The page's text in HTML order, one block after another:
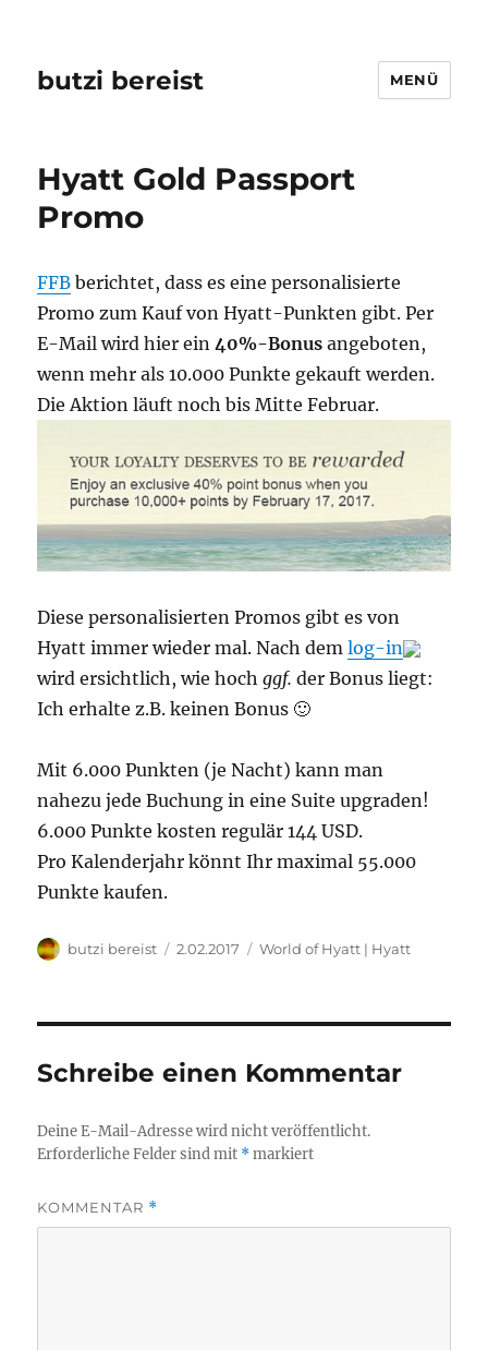
butzi bereist MENÜ
Hyatt Gold Passport
Promo
FFB berichtet, dass es eine personalisierte
Promo zum Kauf von Hyatt-Punkten gibt. Per
E-Mail wird hier ein40%-Bonus angeboten,
wenn mehr als 10.000 Punkte gekauft werden.
Die Aktion läuft noch bis Mitte Februar.
Diese personalisierten Promos gibt es von
Hyatt immer wieder mal. Nach demlog-in
wird ersichtlich, wie hochggf. der Bonus liegt:
Ich erhalte z.B. keinen Bonus 🙂
Mit 6.000 Punkten (je Nacht) kann man
nahezu jede Buchung in eine Suite upgraden!
6.000 Punkte kosten regulär 144 USD.
Pro Kalenderjahr könnt Ihr maximal 55.000
Punkte kaufen.
Autor
butzi bereist
Veröffentlicht
2.02.2017 Kategorien
World of Hyatt | Hyatt
Schreibe einen Kommentar
Deine E-Mail-Adresse wird nicht veröffentlicht.
Erforderliche Felder sind mit *markiert
KOMMENTAR *